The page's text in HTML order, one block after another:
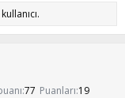
77 Puanları 19